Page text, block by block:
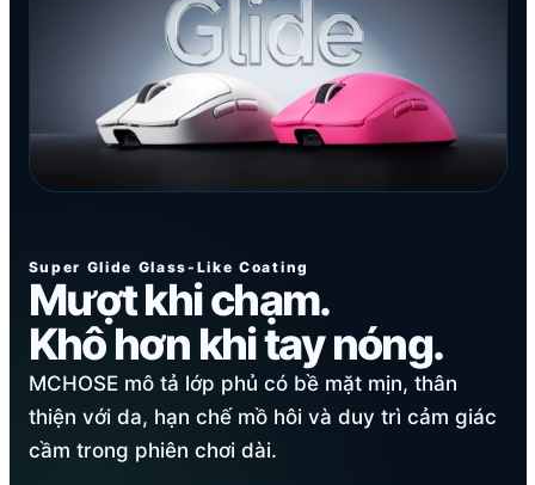
Super Glide Glass-Like Coating
Mượt khi chạm.
Khô hơn khi tay nóng.
MCHOSE mô tả lớp phủ có bề mặt mịn, thân
thiện với da, hạn chế mồ hôi và duy trì cảm giác
cầm trong phiên chơi dài.